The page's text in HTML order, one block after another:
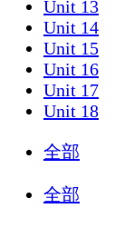
Unit 13
Unit 14
Unit 15
Unit 16
Unit 17
Unit 18
全部
全部